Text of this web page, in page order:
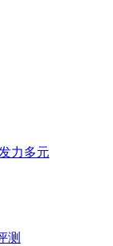
力多元
测